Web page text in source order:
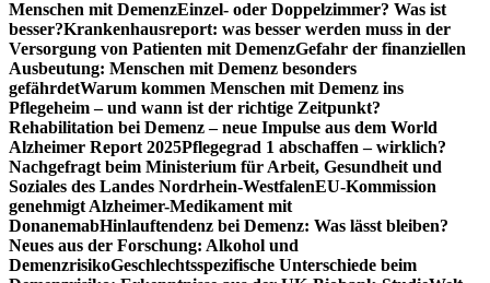
Menschen mit DemenzEinzel- oder Doppelzimmer? Was ist
besser?Krankenhausreport: was besser werden muss in der
Versorgung von Patienten mit DemenzGefahr der finanziellen
Ausbeutung: Menschen mit Demenz besonders
gefährdetWarum kommen Menschen mit Demenz ins
Pflegeheim – und wann ist der richtige Zeitpunkt?
Rehabilitation bei Demenz – neue Impulse aus dem World
Alzheimer Report 2025Pflegegrad 1 abschaffen – wirklich?
Nachgefragt beim Ministerium für Arbeit, Gesundheit und
Soziales des Landes Nordrhein-WestfalenEU-Kommission
genehmigt Alzheimer-Medikament mit
DonanemabHinlauftendenz bei Demenz: Was lässt bleiben?
Neues aus der Forschung: Alkohol und
DemenzrisikoGeschlechtsspezifische Unterschiede beim